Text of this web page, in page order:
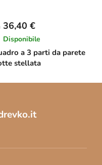
a 3 parti da parete
stellata
36,40 €
Disponibile